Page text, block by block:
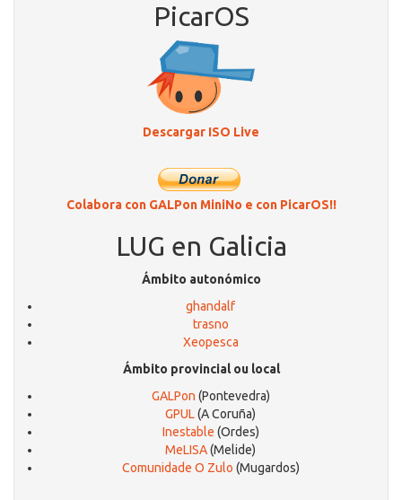
PicarOS
Descargar ISO Live
Colabora con GALPon MiniNo e con PicarOS!!
LUG en Galicia
Ámbito autonómico
ghandalf
trasno
Xeopesca
Ámbito provincial ou local
GALPon (Pontevedra)
GPUL(A Coruña)
Inestable (Ordes)
MeLISA(Melide)
Comunidade O Zulo (Mugardos)